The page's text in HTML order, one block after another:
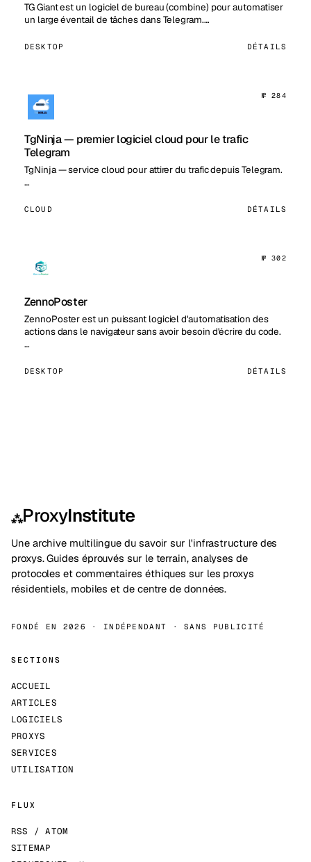
TG Giant est un logiciel de bureau (combine) pour automatiser
un large éventail de tâches dans Telegram.…
DESKTOP DÉTAILS
№ 284
TgNinja — premier logiciel cloud pour le trafic
Telegram
TgNinja — service cloud pour attirer du trafic depuis Telegram.
…
CLOUD DÉTAILS
№ 302
ZennoPoster
ZennoPoster est un puissant logiciel d'automatisation des
actions dans le navigateur sans avoir besoin d'écrire du code.
…
DESKTOP DÉTAILS
⁂ProxyInstitute
Une archive multilingue du savoir sur l'infrastructure des
proxys. Guides éprouvés sur le terrain, analyses de
protocoles et commentaires éthiques sur les proxys
résidentiels, mobiles et de centre de données.
FONDÉ EN 2026 · INDÉPENDANT · SANS PUBLICITÉ
SECTIONS
ACCUEIL
ARTICLES
LOGICIELS
PROXYS
SERVICES
UTILISATION
FLUX
RSS / ATOM
SITEMAP